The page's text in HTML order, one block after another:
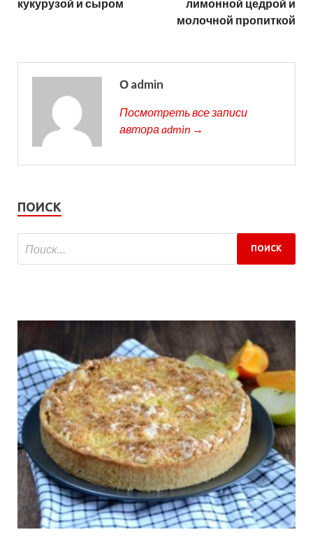
кукурузой и сыром
лимонной цедрой и
молочной пропиткой
О admin
Посмотреть все записи
автора admin →
ПОИСК